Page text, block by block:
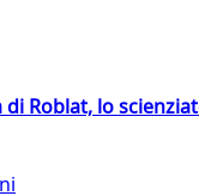
Roblat, lo